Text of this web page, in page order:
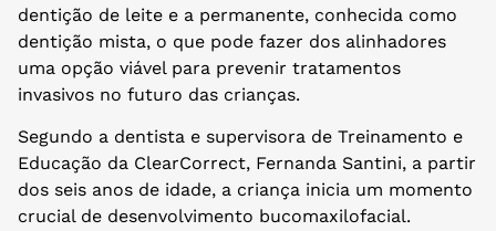
dentição de leite e a permanente, conhecida como
dentição mista, o que pode fazer dos alinhadores
uma opção viável para prevenir tratamentos
invasivos no futuro das crianças.
Segundo a dentista e supervisora de Treinamento e
Educação da ClearCorrect, Fernanda Santini, a partir
dos seis anos de idade, a criança inicia um momento
crucial de desenvolvimento bucomaxilofacial.